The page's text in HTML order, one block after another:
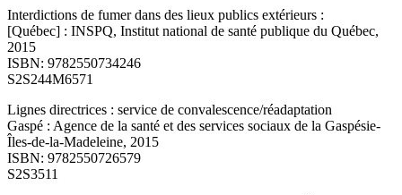
Interdictions de fumer dans des lieux publics extérieurs :
[Québec] : INSPQ, Institut national de santé publique du Québec,
2015
ISBN: 9782550734246
S2S244M6571
Lignes directrices : service de convalescence/réadaptation
Gaspé : Agence de la santé et des services sociaux de la Gaspésie-
Îles-de-la-Madeleine, 2015
ISBN: 9782550726579
S2S3511